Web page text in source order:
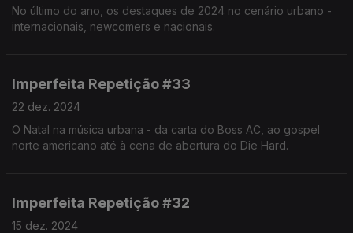
No último do ano, os destaques de 2024 no cenário urbano -
internacionais, newcomers e nacionais.
Imperfeita Repetição #33
22 dez. 2024
O Natal na música urbana - da carta do Boss AC, ao gospel
norte americano até à cena de abertura do Die Hard.
Imperfeita Repetição #32
15 dez. 2024